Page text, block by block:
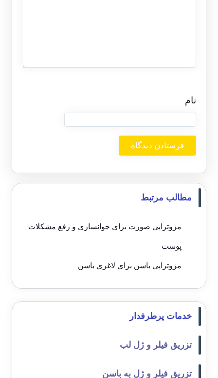
نام
مطالب مرتبط
مزوتراپی صورت برای جوانسازی و رفع مشکلات
پوست
مزوتراپی باسن برای لاغری باسن
خدمات پرطرفدار
تزریق فیلر و ژل لب
تزریق فیلر و ژل به باسن